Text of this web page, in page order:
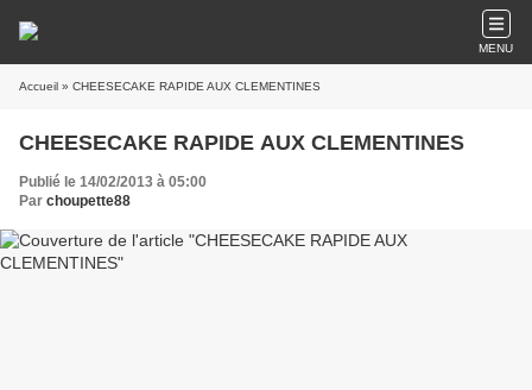
MENU
Accueil » CHEESECAKE RAPIDE AUX CLEMENTINES
CHEESECAKE RAPIDE AUX CLEMENTINES
Publié le 14/02/2013 à 05:00
Par choupette88